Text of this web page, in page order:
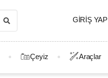
GIRIŞ YAP
Çeyiz Araçlar